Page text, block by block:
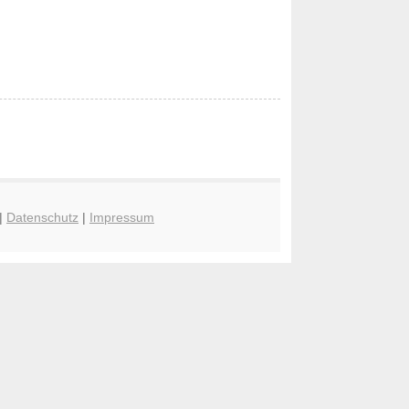
| Datenschutz | Impressum